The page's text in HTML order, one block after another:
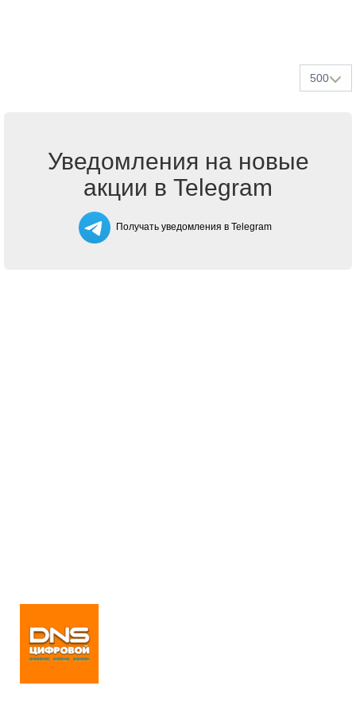
500
Уведомления на новые
акции в Telegram
Получать уведомления в Telegram